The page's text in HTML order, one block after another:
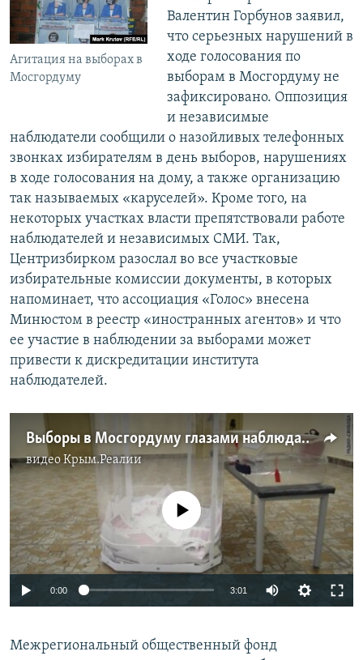
Агитация на выборах в
Мосгордуму
Валентин Горбунов заявил,
что серьезных нарушений в
ходе голосования по
выборам в Мосгордуму не
зафиксировано. Оппозиция
и независимые
наблюдатели сообщили о назойливых телефонных
звонках избирателям в день выборов, нарушениях
в ходе голосования на дому, а также организацию
так называемых «каруселей». Кроме того, на
некоторых участках власти препятствовали работе
наблюдателей и независимых СМИ. Так,
Центризбирком разослал во все участковые
избирательные комиссии документы, в которых
напоминает, что ассоциация «Голос» внесена
Минюстом в реестр «иностранных агентов» и что
ее участие в наблюдении за выборами может
привести к дискредитации института
наблюдателей.
Выборы в Мосгордуму глазами наблюдателя
видеоКрым.Реалии
No media source currently available
0:00 3:01
Межрегиональный общественный фонд